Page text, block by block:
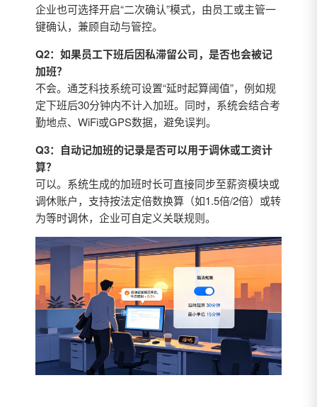
企业也可选择开启“二次确认”模式，由员工或主管一
键确认，兼顾自动与管控。
Q2：如果员工下班后因私滞留公司，是否也会被记
加班？
不会。通芝科技系统可设置“延时起算阈值”，例如规
定下班后30分钟内不计入加班。同时，系统会结合考
勤地点、WiFi或GPS数据，避免误判。
Q3：自动记加班的记录是否可以用于调休或工资计
算？
可以。系统生成的加班时长可直接同步至薪资模块或
调休账户，支持按法定倍数换算（如1.5倍/2倍）或转
为等时调休，企业可自定义关联规则。